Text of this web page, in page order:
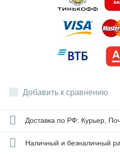
Добавить к сравнению
Доставка по РФ: Курьер,
Наличный и безналичный